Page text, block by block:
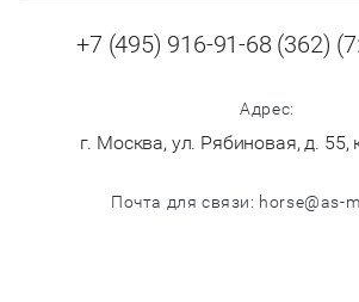
+7 (495) 916-91-68 (362)
Адрес:
г. Москва, ул. Рябиновая, д. 55,
Почта для связи: horse@as-